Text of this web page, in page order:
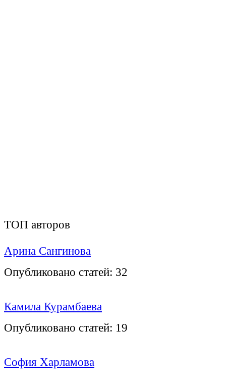
ТОП авторов
Арина Сангинова
Опубликовано статей: 32
Камила Курамбаева
Опубликовано статей: 19
София Харламова